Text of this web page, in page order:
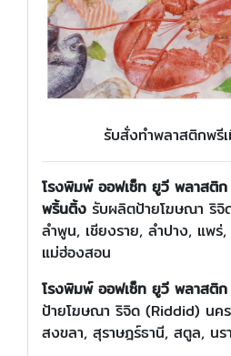
รับสั่งทำพลาสติกพรี
โรงพิมพ์ ออฟเซ็ท ยูวี พลาสติ
พริ้นติ้ง รับผลิตป้ายโฆษณา ริจิ
ลำพูน, เชียงราย, ลำปาง, แพ
แม่ฮ่องสอน
โรงพิมพ์ ออฟเซ็ท ยูวี พลาสติก
ป้ายโฆษณา ริจิด (Riddid) นค
สงขลา, สุราษฎร์ธานี, สตูล, นร